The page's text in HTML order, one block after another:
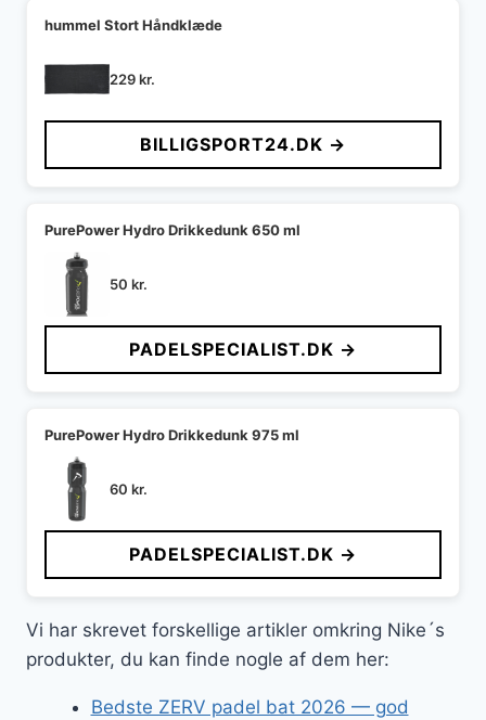
hummel Stort Håndklæde
229kr.
BILLIGSPORT24.DK →
PurePower Hydro Drikkedunk 650 ml
50 kr.
PADELSPECIALIST.DK →
PurePower Hydro Drikkedunk 975 ml
60 kr.
PADELSPECIALIST.DK →
Vi har skrevet forskellige artikler omkring Nike´s
produkter, du kan finde nogle af dem her:
Bedste ZERV padel bat 2026 — god